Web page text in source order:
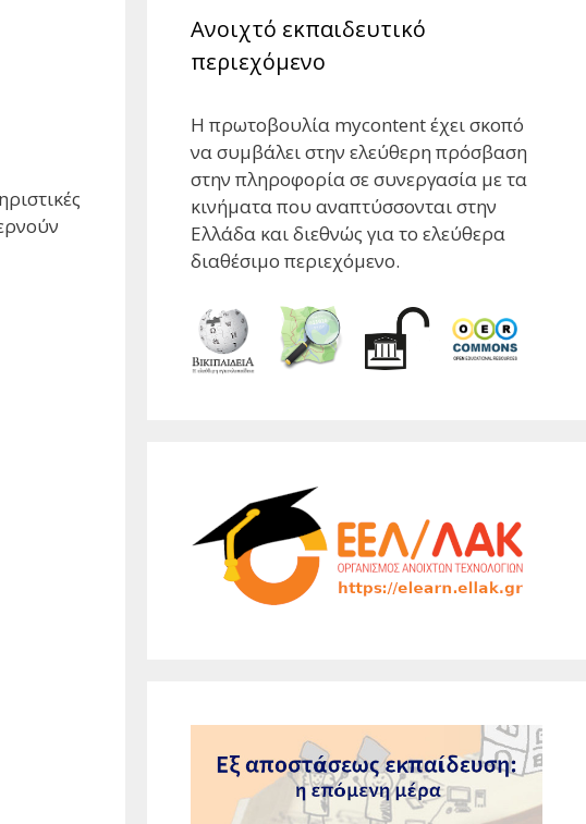
Ανοιχτό εκπαιδευτικό
περιεχόμενο
Η πρωτοβουλία mycontent έχει σκοπό
να συμβάλει στην ελεύθερη πρόσβαση
στην πληροφορία σε συνεργασία με τα
κινήματα που αναπτύσσονται στην
Ελλάδα και διεθνώς για το ελεύθερα
διαθέσιμο περιεχόμενο.